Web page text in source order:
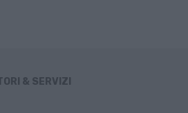
& SERVIZI